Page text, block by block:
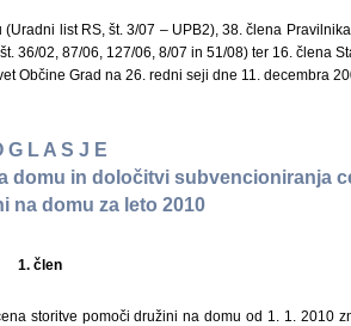
list RS, št. 3/07 – UPB2), 38. člena
36/02, 87/06, 127/06, 8/07 in 51/08) ter 16. člena
Občine Grad na 26. redni seji dne 11. decembra
G L A S J E
domu in določitvi subvencioniranja
na domu za leto 2010
1. člen
storitve pomoči družini na domu od 1. 1. 2010